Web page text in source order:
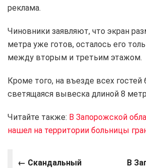
реклама.
Чиновники заявляют, что экран
метра уже готов, осталось его
между вторым и третьим этажом.
Кроме того, на въезде всех гостей
светящаяся вывеска длиной 8
Читайте также: В Запорожской
нашел на территории больницы
← Скандальный
В